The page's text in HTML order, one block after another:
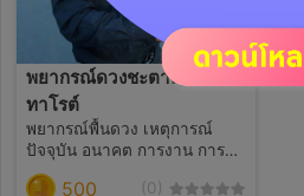
พยากรณ์ดวงชะตาด้วยไพ่
ทาโรต์
พยากรณ์พื้นดวง เหตุการณ์
ปัจจุบัน อนาคต การงาน การ
เงิน ความรัก สุขภาพ ฯลฯ และ
500 (0)